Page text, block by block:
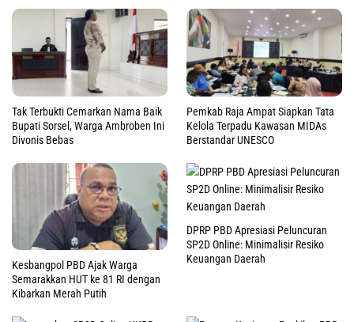
Tak Terbukti Cemarkan Nama Baik
Bupati Sorsel, Warga Ambroben Ini
Divonis Bebas
Pemkab Raja Ampat Siapkan Tata
Kelola Terpadu Kawasan MIDAs
Berstandar UNESCO
Kesbangpol PBD Ajak Warga
Semarakkan HUT ke 81 RI dengan
Kibarkan Merah Putih
DPRP PBD Apresiasi Peluncuran
SP2D Online: Minimalisir Resiko
Keuangan Daerah